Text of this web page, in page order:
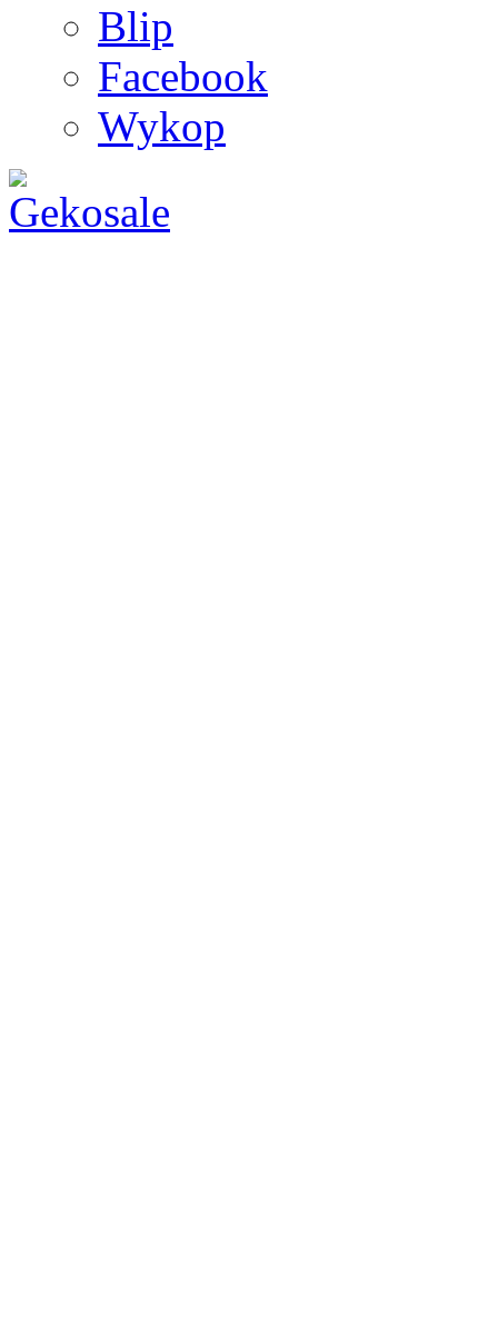
Blip
Facebook
Wykop